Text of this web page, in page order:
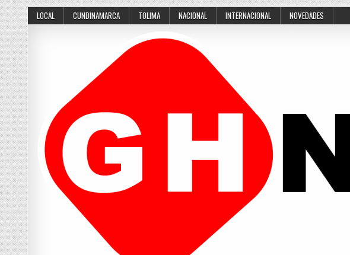
Skip
to
content
LOCAL CUNDINAMARCA TOLIMA NACIONAL INTERNACIONAL NOVEDADES